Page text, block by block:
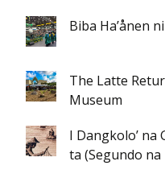
Biba Ha’ånen
The Latte
Museum
I Dangkolo’ na
ta (Segundo na